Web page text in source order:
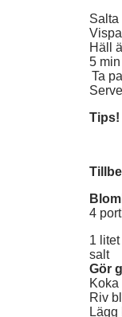
Salta
Häll
5
Ta
Tips!
4
1
salt
Gör
Riv
Lägg